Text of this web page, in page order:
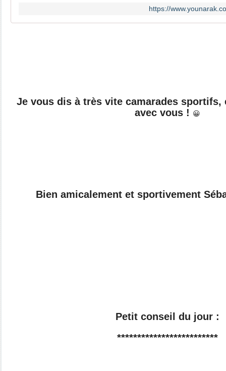
https://
Je vous dis à très vite camarades sportifs,
avec vous ! 😀
Bien amicalement et sportivement
Petit conseil du jour :
*************************